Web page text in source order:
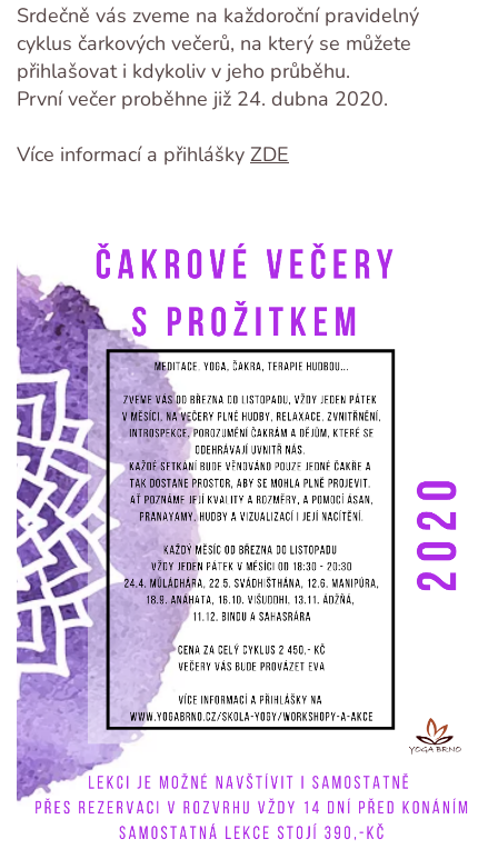
Srdečně vás zveme na každoroční pravidelný
cyklus čarkových večerů, na který se můžete
přihlašovat i kdykoliv v jeho průběhu.
První večer proběhne již 24. dubna 2020.
Více informací a přihlášky ZDE